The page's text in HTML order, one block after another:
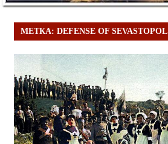
МЕТКА: DEFENSE OF SEVASTOPOL